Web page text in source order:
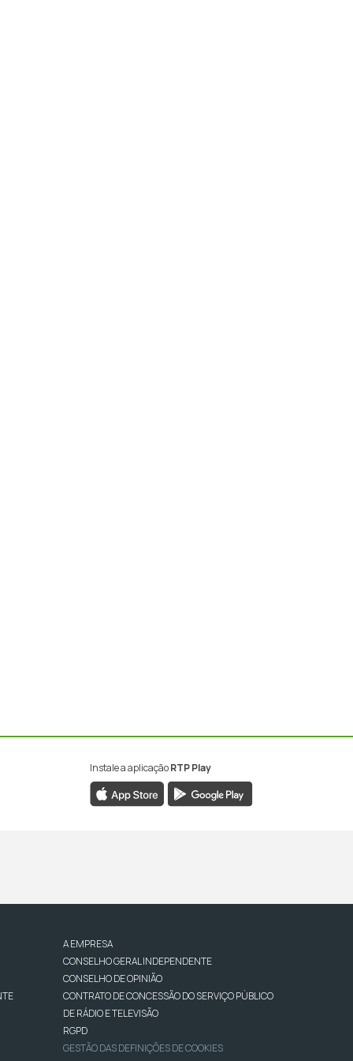
Instale a aplicaçãoRTP Play
A EMPRESA
CONSELHO GERAL INDEPENDENTE
CONSELHO DE OPINIÃO
CONTRATO DE CONCESSÃO DO SERVIÇO PÚBLICO
DE RÁDIO E TELEVISÃO
RGPD
GESTÃO DAS DEFINIÇÕES DE COOKIES